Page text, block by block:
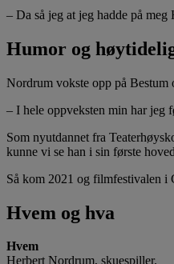
– Da så jeg at jeg hadde på
Humor og
Nordrum vokste opp på
– I hele oppveksten min har jeg
Som nyutdannet fra
kunne vi se han i sin første
Så kom 2021 og filmfestivalen i
Hvem og hva
Hvem
Herbert Nordrum, skuespiller.